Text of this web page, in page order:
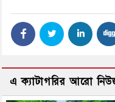
এ ক্যাটাগরির আরো